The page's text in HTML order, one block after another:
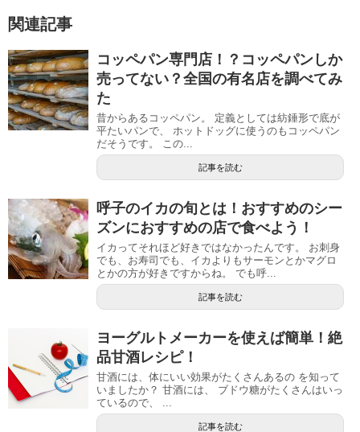
関連記事
コッペパン専門店！？コッペパンしか
売ってない？全国の有名店を調べてみ
た
昔からあるコッペパン。 定義としては紡錘形で底が
平たいパンで、 ホットドッグに使うのもコッペパン
だそうです。 この...
記事を読む
呼子のイカの旬とは！おすすめのシー
ズンにおすすめの店で食べよう！
イカってそれほど好きではなかったんです。 お刺身
でも、お寿司でも、イカよりもサーモンとかマグロ
とかの方が好きですからね。 でも呼...
記事を読む
ヨーグルトメーカーを使えば簡単！絶
品甘酒レシピ！
甘酒には、体にいい効果がたくさんあるの を知って
いましたか？ 甘酒には、 ブドウ糖がたくさんはいっ
ているので、 ...
記事を読む